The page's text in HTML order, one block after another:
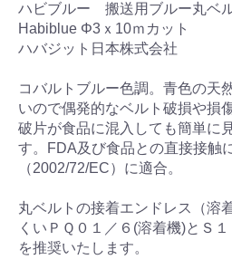
ハビブルー 搬送用ブルー丸ベ
Habiblue Φ3ｘ10ｍカット
ハバジット日本株式会社
コバルトブルー色調。青色の天
いので偶発的なベルト破損や損
破片が食品に混入しても簡単に
す。FDA及び食品との直接接触
（2002/72/EC）に適合。
丸ベルトの接着エンドレス（溶
くいＰＱ０１／６(溶着機)とＳ
を推奨いたします。